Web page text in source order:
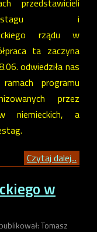
przedstawicieli
i
rządu w
ta zaczyna
odwiedziła nas
programu
przez
niemieckich, a
Czytaj dalej...
w
Tomasz